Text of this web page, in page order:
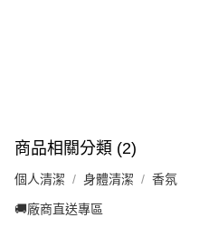
商品相關分類 (2)
個人清潔 身體清潔 香氛
🚚廠商直送專區